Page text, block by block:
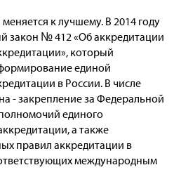
к лучшему. В 2014 году
закон № 412 «Об аккредитации
который
единой
в России. В числе
- закрепление за Федеральной
единого
а также
правил аккредитации в
международным